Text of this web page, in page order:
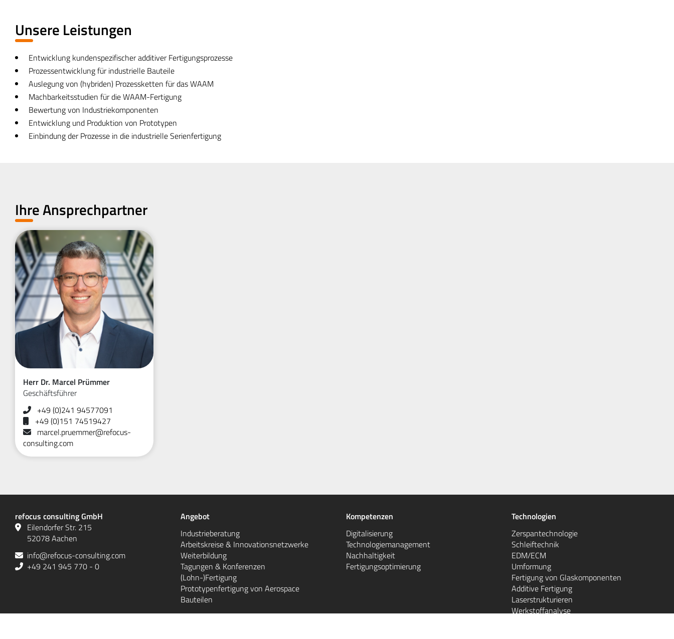
Unsere Leistungen
Entwicklung kundenspezifischer additiver Fertigungsprozesse
Prozessentwicklung für industrielle Bauteile
Auslegung von (hybriden) Prozessketten für das WAAM
Machbarkeitsstudien für die WAAM-Fertigung
Bewertung von Industriekomponenten
Entwicklung und Produktion von Prototypen
Einbindung der Prozesse in die industrielle Serienfertigung
Ihre Ansprechpartner
Herr Dr. Marcel Prümmer
Geschäftsführer
+49 (0)241 94577091
+49 (0)151 74519427
marcel.pruemmer@refocus-
consulting.com
refocus consulting GmbH
Eilendorfer Str. 215
52078 Aachen
info@refocus-consulting.com
+49 241 945 770 - 0
Angebot
Industrieberatung
Arbeitskreise & Innovationsnetzwerke
Weiterbildung
Tagungen & Konferenzen
(Lohn-)Fertigung
Prototypenfertigung von Aerospace
Bauteilen
Kompetenzen
Digitalisierung
Technologiemanagement
Nachhaltigkeit
Fertigungsoptimierung
Technologien
Zerspantechnologie
Schleiftechnik
EDM/ECM
Umformung
Fertigung von Glaskomponenten
Additive Fertigung
Laserstrukturieren
Werkstoffanalyse